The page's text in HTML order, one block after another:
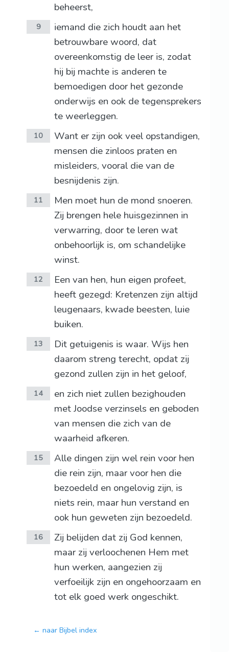
beheerst,
9
iemand die zich houdt aan het
betrouwbare woord, dat
overeenkomstig de leer is, zodat
hij bij machte is anderen te
bemoedigen door het gezonde
onderwijs en ook de tegensprekers
te weerleggen.
10
Want er zijn ook veel opstandigen,
mensen die zinloos praten en
misleiders, vooral die van de
besnijdenis zijn.
11
Men moet hun de mond snoeren.
Zij brengen hele huisgezinnen in
verwarring, door te leren wat
onbehoorlijk is, om schandelijke
winst.
12
Een van hen, hun eigen profeet,
heeft gezegd: Kretenzen zijn altijd
leugenaars, kwade beesten, luie
buiken.
13
Dit getuigenis is waar. Wijs hen
daarom streng terecht, opdat zij
gezond zullen zijn in het geloof,
14
en zich niet zullen bezighouden
met Joodse verzinsels en geboden
van mensen die zich van de
waarheid afkeren.
15
Alle dingen zijn wel rein voor hen
die rein zijn, maar voor hen die
bezoedeld en ongelovig zijn, is
niets rein, maar hun verstand en
ook hun geweten zijn bezoedeld.
16
Zij belijden dat zij God kennen,
maar zij verloochenen Hem met
hun werken, aangezien zij
verfoeilijk zijn en ongehoorzaam en
tot elk goed werk ongeschikt.
← naar Bijbel index